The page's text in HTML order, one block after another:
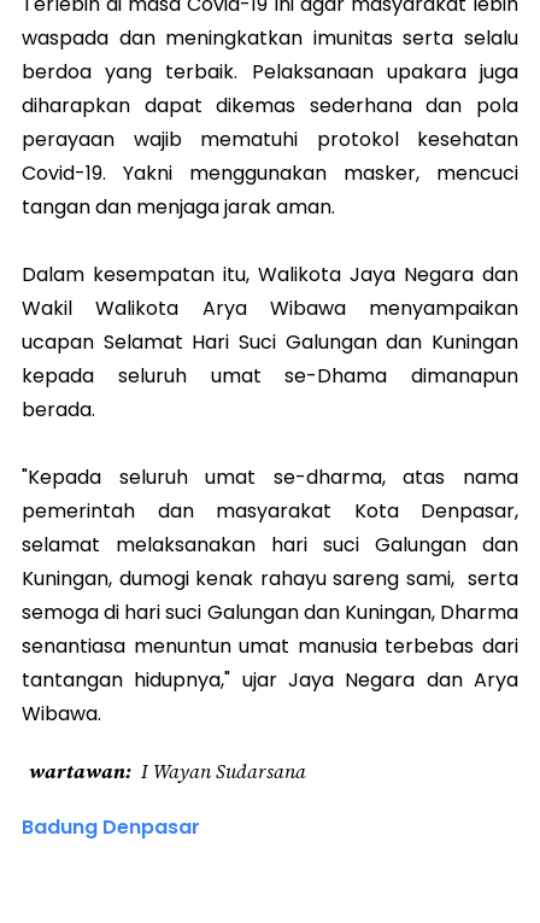
waspada dan meningkatkan imunitas serta selalu
berdoa yang terbaik. Pelaksanaan upakara juga
diharapkan dapat dikemas sederhana dan pola
perayaan wajib mematuhi protokol kesehatan
Covid-19. Yakni menggunakan masker, mencuci
tangan dan menjaga jarak aman.
Dalam kesempatan itu, Walikota Jaya Negara dan
Wakil Walikota Arya Wibawa menyampaikan
ucapan Selamat Hari Suci Galungan dan Kuningan
kepada seluruh umat se-Dhama dimanapun
berada.
"Kepada seluruh umat se-dharma, atas nama
pemerintah dan masyarakat Kota Denpasar,
selamat melaksanakan hari suci Galungan dan
Kuningan, dumogi kenak rahayu sareng sami, serta
semoga di hari suci Galungan dan Kuningan, Dharma
senantiasa menuntun umat manusia terbebas dari
tantangan hidupnya," ujar Jaya Negara dan Arya
Wibawa.
wartawan I Wayan Sudarsana
Badung Denpasar